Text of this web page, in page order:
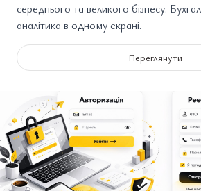
середнього та великого бізнесу.
аналітика в одному екрані.
Переглянути